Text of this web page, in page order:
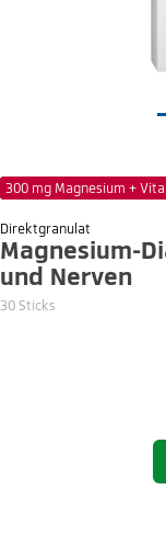
300 mg Magnesium +
Direktgranulat
Magnesium-
und Nerven
30 Sticks